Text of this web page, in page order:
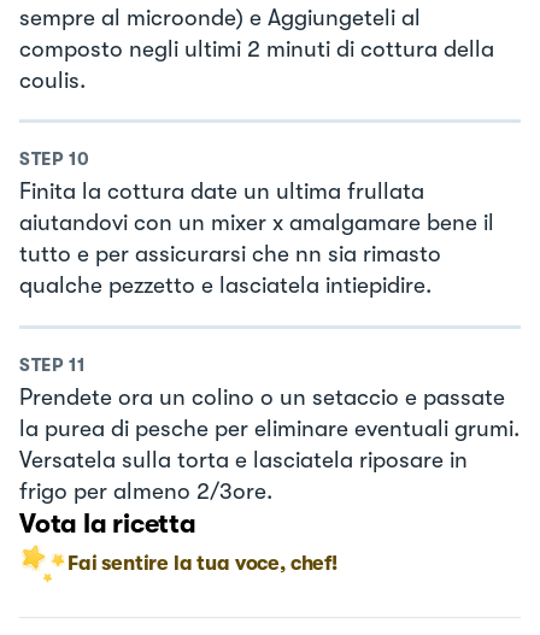
sempre al microonde) e Aggiungeteli al
composto negli ultimi 2 minuti di cottura della
coulis.
STEP 10
Finita la cottura date un ultima frullata
aiutandovi con un mixer x amalgamare bene il
tutto e per assicurarsi che nn sia rimasto
qualche pezzetto e lasciatela intiepidire.
STEP 11
Prendete ora un colino o un setaccio e passate
la purea di pesche per eliminare eventuali grumi.
Versatela sulla torta e lasciatela riposare in
frigo per almeno 2/3ore.
Vota la ricetta
Fai sentire la tua voce, chef!